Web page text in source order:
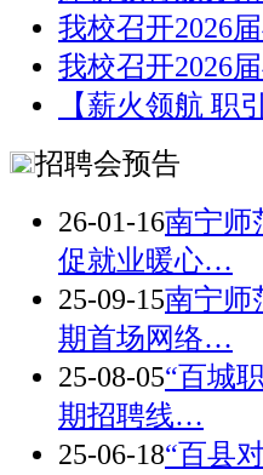
我校召开2026
我校召开2026
【薪火领航
招聘会预告
26-01-16南宁师
促就业暖心…
25-09-15南宁师
期首场网络…
25-08-05“百城
期招聘线…
25-06-18“百县